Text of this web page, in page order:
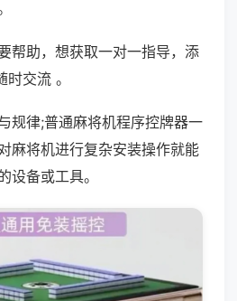
帮助，想获取一对一指导，添
交流 。
规律;普通麻将机程序控牌器一
麻将机进行复杂安装操作就能
设备或工具。